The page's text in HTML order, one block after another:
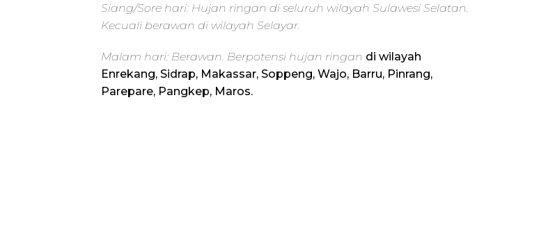
Siang/Sore hari: Hujan ringan di seluruh wilayah Sulawesi Selatan.
Kecuali berawan di wilayah Selayar.
Malam hari: Berawan. Berpotensi hujan ringan di wilayah
Enrekang, Sidrap, Makassar, Soppeng, Wajo, Barru, Pinrang,
Parepare, Pangkep, Maros.